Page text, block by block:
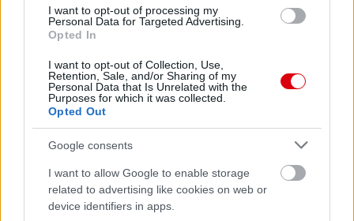
I want to opt-out of processing my
Personal Data for Targeted Advertising.
Opted In
I want to opt-out of Collection, Use,
Retention, Sale, and/or Sharing of my
Personal Data that Is Unrelated with the
Purposes for which it was collected.
Opted Out
Google consents
I want to allow Google to enable storage
related to advertising like cookies on web or
device identifiers in apps.
Paris Saint-Germain
Manchester United
Felkészülési szezon 4. mérkőzés
Nya Ullevi, Göteborg
2026-08-08 17:00
1 nap 15 óra 38 perc 35 másodperc
Leeds UnitedvsManchester United